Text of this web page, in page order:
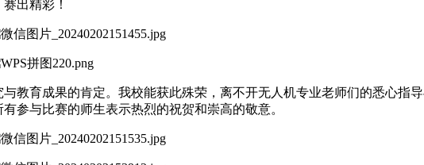
出精彩！
教育成果的肯定。我校能获此殊荣，离不开无人机专业老师们的悉心指
参与比赛的师生表示热烈的祝贺和崇高的敬意。